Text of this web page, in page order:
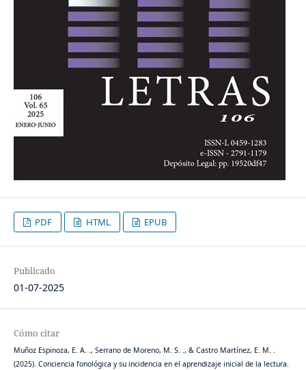
PDF HTML EPUB
Publicado
01-07-2025
Cómo citar
Muñoz Espinoza, E. A. ., Serrano de Moreno, M. S. ., & Castro Martínez, E. M. .
(2025). Conciencia fonológica y su incidencia en el aprendizaje inicial de la lectura.